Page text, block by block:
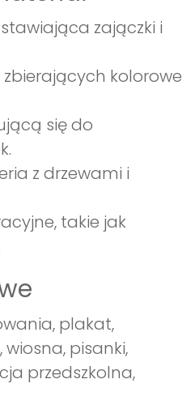
zajączki i
kolorowe
się do
z drzewami i
takie jak
plakat,
wiosna, pisanki,
przedszkolna,